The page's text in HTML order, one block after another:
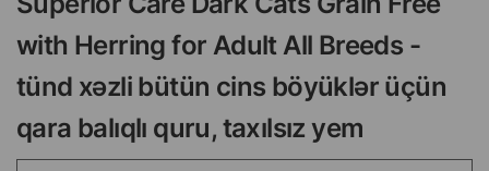
with Herring for Adult All Breeds -
tünd xəzli bütün cins böyüklər üçün
qara balıqlı quru, taxılsız yem